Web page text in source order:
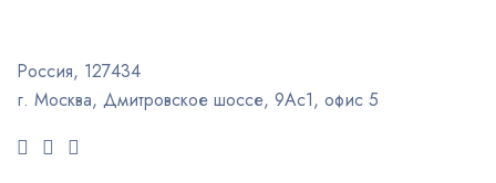
Россия, 127434
г. Москва, Дмитровское шоссе, 9Ас1, офис 5